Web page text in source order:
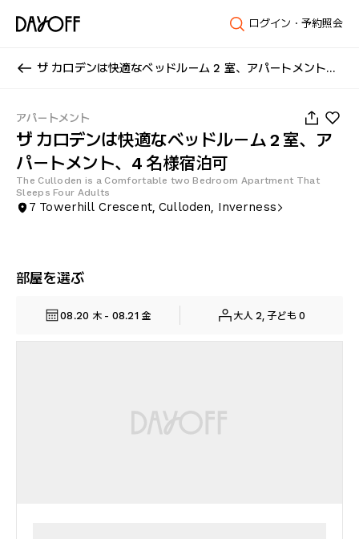
ログイン・予約照会
ザ カロデンは快適なベッドルーム 2 室、アパートメント、4 名様宿泊可
アパートメント
ザ カロデンは快適なベッドルーム 2 室、ア
パートメント、4 名様宿泊可
The Culloden is a Comfortable two Bedroom Apartment That
Sleeps Four Adults
7 Towerhill Crescent, Culloden, Inverness
部屋を選ぶ
08.20 木 - 08.21 金 大人 2, 子ども 0